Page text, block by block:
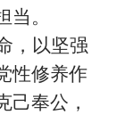
当 。
，以坚强
性修养作
己奉公，